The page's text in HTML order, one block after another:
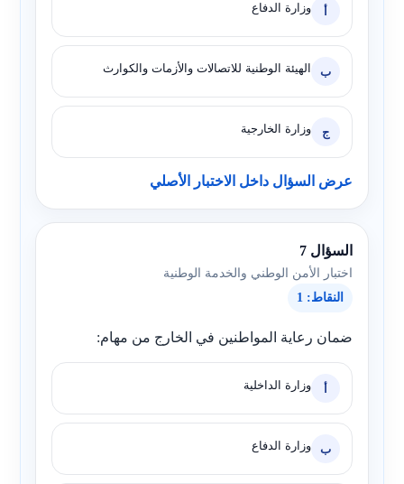
أ وزارة الدفاع
ب الهيئة الوطنية للاتصالات والأزمات والكوارث
ج وزارة الخارجية
عرض السؤال داخل الاختبار الأصلي
السؤال 7
اختبار الأمن الوطني والخدمة الوطنية
النقاط: 1
ضمان رعاية المواطنين في الخارج من مهام:
أ وزارة الداخلية
ب وزارة الدفاع